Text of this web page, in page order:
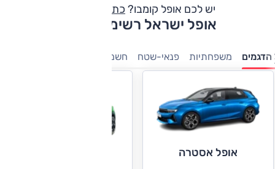
יש לכם אופל קומבו? כתבו חוות דעת
אופל ישראל רשימת דגמים
הדגמים משפחתיות פנאי-שטח חשמלי
אופל אסטרה